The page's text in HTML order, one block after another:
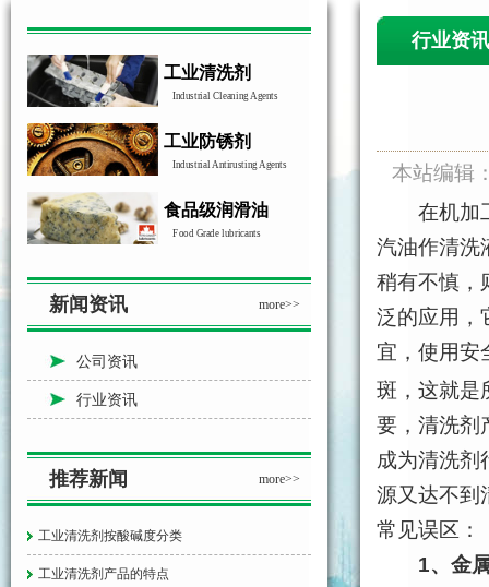
工业清洗剂
Industrial Cleaning Agents
工业防锈剂
Industrial Antirusting Agents
食品级润滑油
Food Grade lubricants
新闻资讯 more>>
公司资讯
行业资讯
推荐新闻 more>>
工业清洗剂按酸碱度分类
工业清洗剂产品的特点
行业资
本站编辑
在机加工
汽油作清洗
稍有不慎，
泛的应用，
宜，使用安
斑，这就是
要，清洗剂
成为清洗剂
源又达不到
常见误区：
1、金